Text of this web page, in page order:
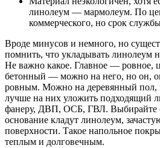
линолеум — мармолеум. По
коммерческого, но срок
Вроде минусов и немного, но
помнить, что укладывать линолеум
Не важно какое. Главное — ровное,
бетонный — можно на него, но он,
ровным. Можно на деревянный пол,
лучше на них уложить подходящий
фанеру, ДВП, ОСБ, ГВЛ. Выбирайте
основание кладут линолеум,
поверхности. Такое напольное
теплым и долговечным.